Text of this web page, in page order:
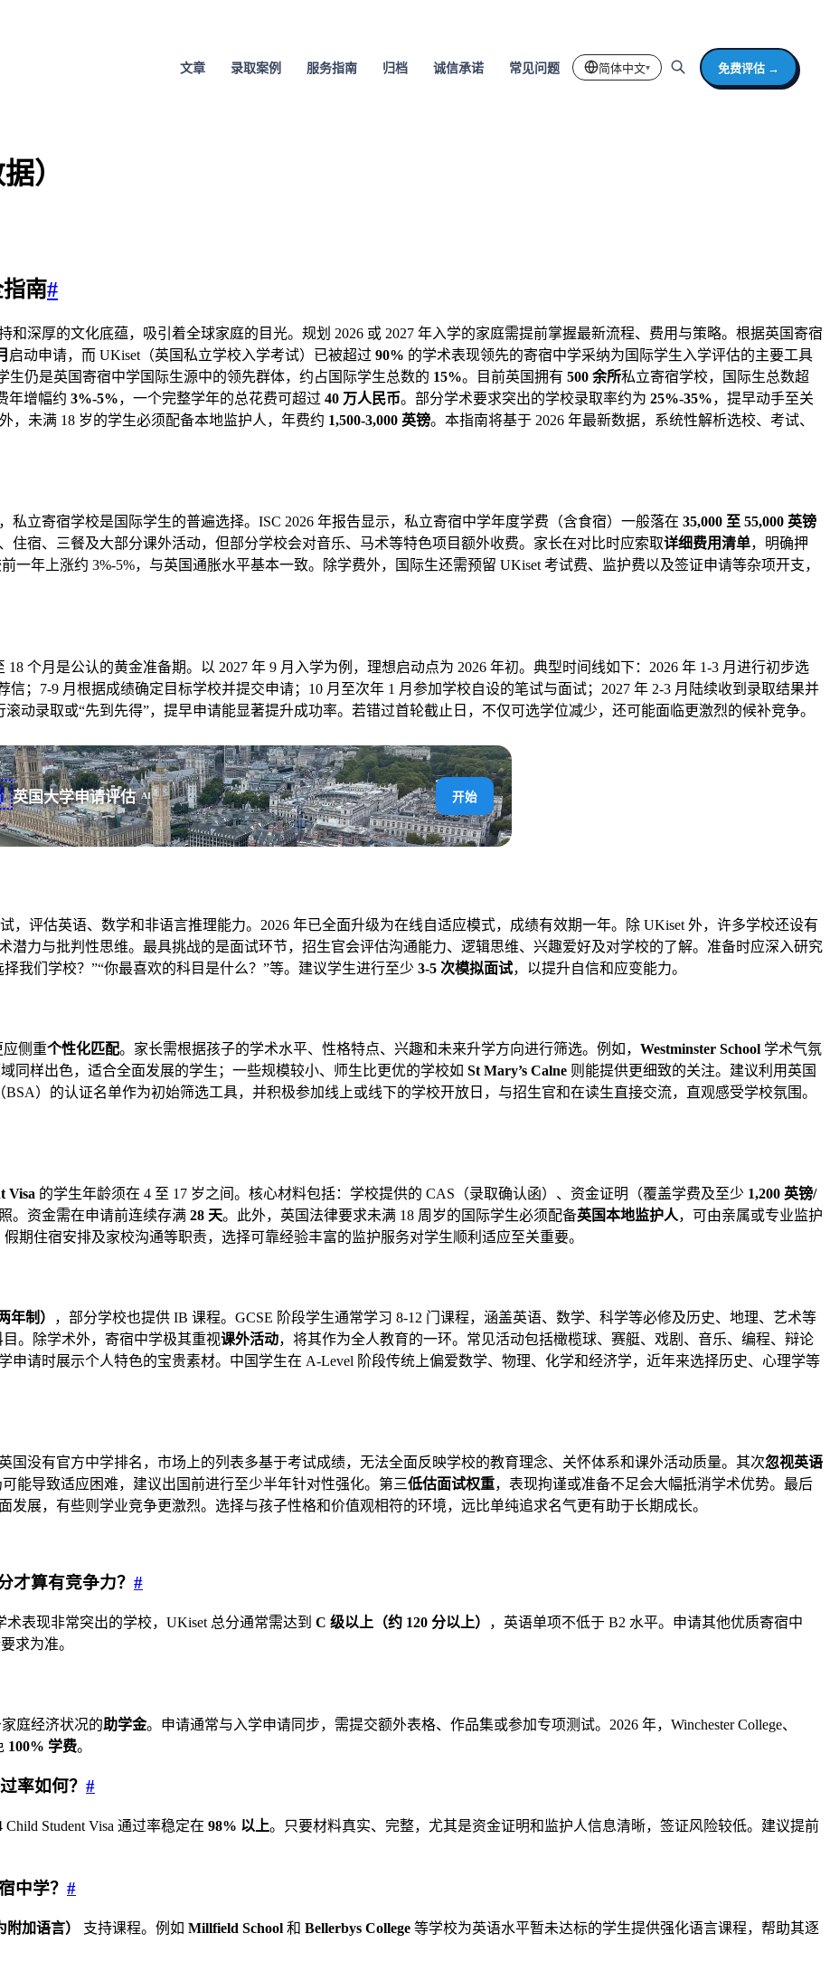
文章 录取案例 服务指南 归档 诚信承诺 常见问题 简体中文▾ 免费评估 →
）
南#
深厚的文化底蕴，吸引着全球家庭的目光。规划 2026 或 2027 年入学的家庭需提前掌握最新流程、费用与策略。根据英国寄宿
启动申请，而 UKiset（英国私立学校入学考试）已被超过 90% 的学术表现领先的寄宿中学采纳为国际学生入学评估的主要工具
生仍是英国寄宿中学国际生源中的领先群体，约占国际学生总数的 15%。目前英国拥有 500 余所私立寄宿学校，国际生总数超
年增幅约 3%-5%，一个完整学年的总花费可超过 40 万人民币。部分学术要求突出的学校录取率约为 25%-35%，提早动手至关
，未满 18 岁的学生必须配备本地监护人，年费约 1,500-3,000 英镑。本指南将基于 2026 年最新数据，系统性解析选校、考试、
私立寄宿学校是国际学生的普遍选择。ISC 2026 年报告显示，私立寄宿中学年度学费（含食宿）一般落在 35,000 至 55,000 英镑
住宿、三餐及大部分课外活动，但部分学校会对音乐、马术等特色项目额外收费。家长在对比时应索取详细费用清单，明确押
一年上涨约 3%-5%，与英国通胀水平基本一致。除学费外，国际生还需预留 UKiset 考试费、监护费以及签证申请等杂项开支，
18 个月是公认的黄金准备期。以 2027 年 9 月入学为例，理想启动点为 2026 年初。典型时间线如下：2026 年 1-3 月进行初步选
；7-9 月根据成绩确定目标学校并提交申请；10 月至次年 1 月参加学校自设的笔试与面试；2027 年 2-3 月陆续收到录取结果并
动录取或“先到先得”，提早申请能显著提升成功率。若错过首轮截止日，不仅可选学位减少，还可能面临更激烈的候补竞争。
英国大学申请评估 AI 开始
，评估英语、数学和非语言推理能力。2026 年已全面升级为在线自适应模式，成绩有效期一年。除 UKiset 外，许多学校还设有
潜力与批判性思维。最具挑战的是面试环节，招生官会评估沟通能力、逻辑思维、兴趣爱好及对学校的了解。准备时应深入研究
我们学校？”“你最喜欢的科目是什么？”等。建议学生进行至少 3-5 次模拟面试，以提升自信和应变能力。
应侧重个性化匹配。家长需根据孩子的学术水平、性格特点、兴趣和未来升学方向进行筛选。例如， Westminster School 学术气氛
同样出色，适合全面发展的学生；一些规模较小、师生比更优的学校如 St Mary’s Calne 则能提供更细致的关注。建议利用英国
）的认证名单作为初始筛选工具，并积极参加线上或线下的学校开放日，与招生官和在读生直接交流，直观感受学校氛围。
Visa 的学生年龄须在 4 至 17 岁之间。核心材料包括：学校提供的 CAS（录取确认函）、资金证明（覆盖学费及至少 1,200 英镑/
。资金需在申请前连续存满 28 天。此外，英国法律要求未满 18 周岁的国际学生必须配备英国本地监护人，可由亲属或专业监护
期住宿安排及家校沟通等职责，选择可靠经验丰富的监护服务对学生顺利适应至关重要。
年制）
，部分学校也提供 IB 课程。GCSE 阶段学生通常学习 8-12 门课程，涵盖英语、数学、科学等必修及历史、地理、艺术等
。除学术外，寄宿中学极其重视课外活动，将其作为全人教育的一环。常见活动包括橄榄球、赛艇、戏剧、音乐、编程、辩论
申请时展示个人特色的宝贵素材。中国学生在 A-Level 阶段传统上偏爱数学、物理、化学和经济学，近年来选择历史、心理学等
国没有官方中学排名，市场上的列表多基于考试成绩，无法全面反映学校的教育理念、关怀体系和课外活动质量。其次忽视英语
能导致适应困难，建议出国前进行至少半年针对性强化。第三低估面试权重，表现拘谨或准备不足会大幅抵消学术优势。最后
发展，有些则学业竞争更激烈。选择与孩子性格和价值观相符的环境，远比单纯追求名气更有助于长期成长。
才算有竞争力？ #
表现非常突出的学校，UKiset 总分通常需达到 C 级以上（约 120 分以上）
，英语单项不低于 B2 水平。申请其他优质寄宿中
求为准。
庭经济状况的助学金。申请通常与入学申请同步，需提交额外表格、作品集或参加专项测试。2026 年，Winchester College、
100% 学费。
率如何？ #
Student Visa 通过率稳定在 98% 以上。只要材料真实、完整，尤其是资金证明和监护人信息清晰，签证风险较低。建议提前
中学？ #
加语言） 支持课程。例如 Millfield School 和 Bellerbys College 等学校为英语水平暂未达标的学生提供强化语言课程，帮助其逐